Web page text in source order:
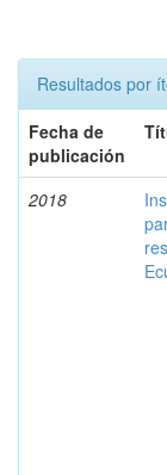
Resultados por
Fecha de
publicación
2018